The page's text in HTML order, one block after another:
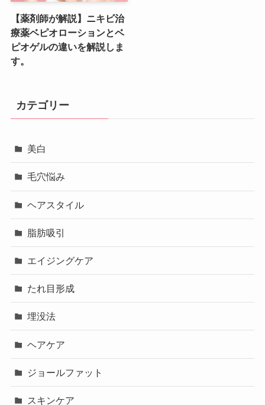
【薬剤師が解説】ニキビ治
療薬ベピオローションとベ
ピオゲルの違いを解説しま
す。
カテゴリー
美白
毛穴悩み
ヘアスタイル
脂肪吸引
エイジングケア
たれ目形成
埋没法
ヘアケア
ジョールファット
スキンケア